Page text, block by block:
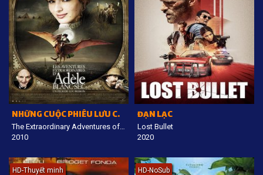
NHỮNG CUỘC PHIÊU LƯU CỦA ADELE BLANC-SEC
2010
ĐẠN LẠC
Lost Bullet
2020
HD-Thuyết minh HD-NoSub